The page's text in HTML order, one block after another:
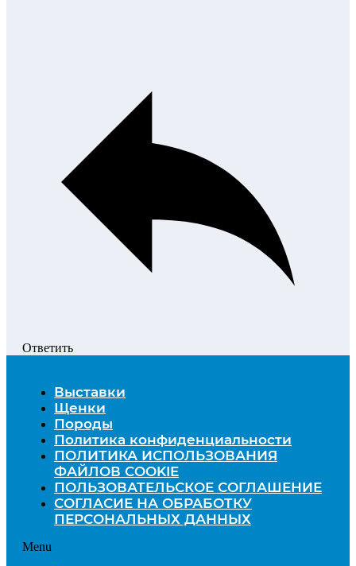
Ответить
Выставки
Щенки
Породы
Политика конфиденциальности
ПОЛИТИКА ИСПОЛЬЗОВАНИЯ
ФАЙЛОВ COOKIE
ПОЛЬЗОВАТЕЛЬСКОЕ СОГЛАШЕНИЕ
СОГЛАСИЕ НА ОБРАБОТКУ
ПЕРСОНАЛЬНЫХ ДАННЫХ
Menu